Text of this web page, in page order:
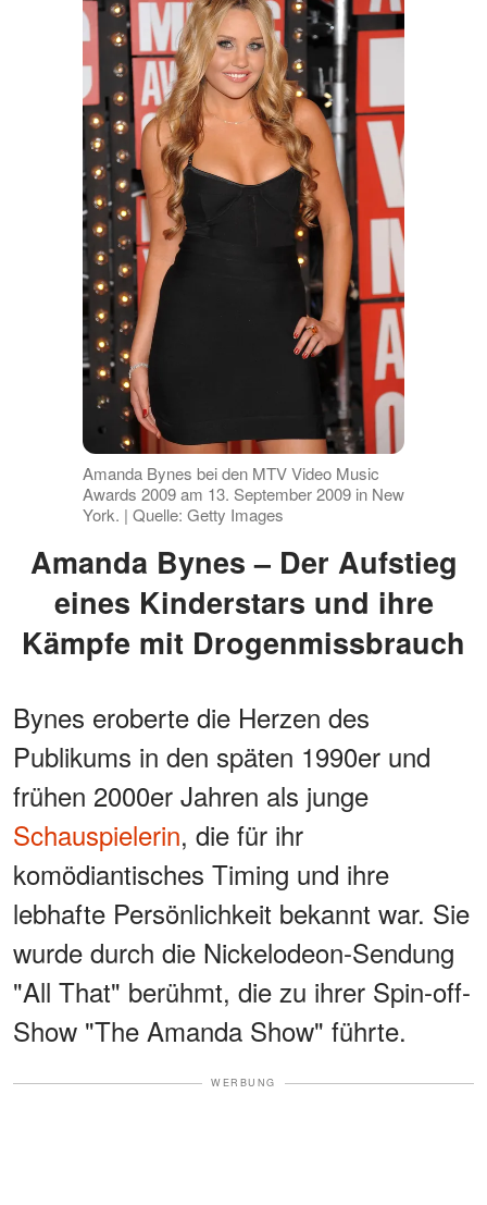
Amanda Bynes bei den MTV Video Music
Awards 2009 am 13. September 2009 in New
York. | Quelle: Getty Images
Amanda Bynes – Der Aufstieg
eines Kinderstars und ihre
Kämpfe mit Drogenmissbrauch
Bynes eroberte die Herzen des
Publikums in den späten 1990er und
frühen 2000er Jahren als junge
Schauspielerin, die für ihr
komödiantisches Timing und ihre
lebhafte Persönlichkeit bekannt war. Sie
wurde durch die Nickelodeon-Sendung
"All That" berühmt, die zu ihrer Spin-off-
Show "The Amanda Show" führte.
WERBUNG